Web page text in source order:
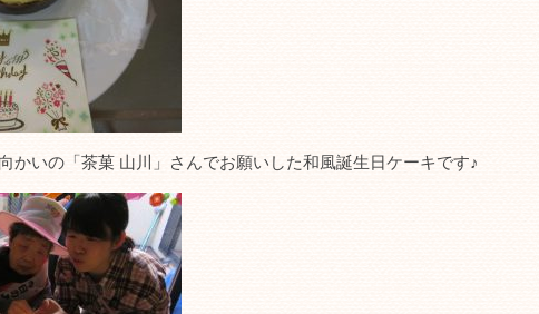
かいの「茶菓 山川」さんでお願いした和風誕生日ケーキです♪